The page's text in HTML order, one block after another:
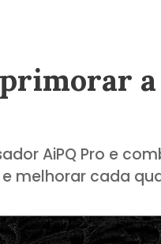
AiPQ Pro e
melhorar cada